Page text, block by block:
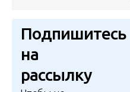
Подпишитесь
на
рассылку